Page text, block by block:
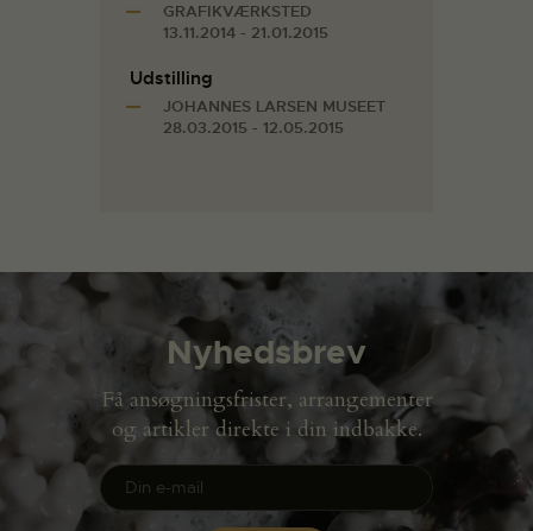
GRAFIKVÆRKSTED
13.11.2014 - 21.01.2015
Udstilling
JOHANNES LARSEN MUSEET
28.03.2015 - 12.05.2015
Nyhedsbrev
Få ansøgningsfrister, arrangementer
og artikler direkte i din indbakke.